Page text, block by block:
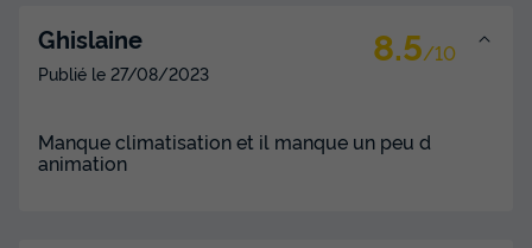
Ghislaine 8.5/10
Publié le 27/08/2023
Manque climatisation et il manque un peu d
animation